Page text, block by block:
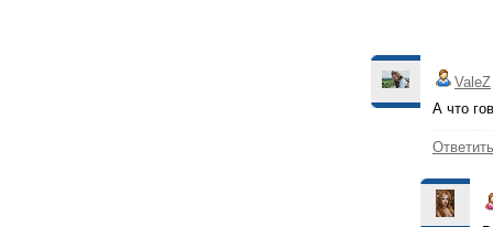
ValeZ
А что
Ответить